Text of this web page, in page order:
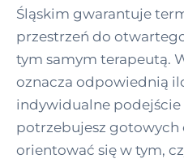
Śląskim gwarantuje
przestrzeń do
tym samym terapeutą.
oznacza odpowiednią
indywidualne podejście
potrzebujesz gotowych
orientować się w tym,